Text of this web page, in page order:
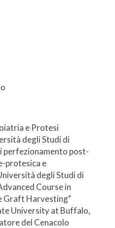
e Protesi
degli Studi di
perfezionamento post-
protesica e
degli Studi di
Course in
Graft Harvesting"
University at Buffalo,
del Cenacolo